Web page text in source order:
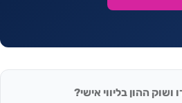
ההון בליווי אישי?